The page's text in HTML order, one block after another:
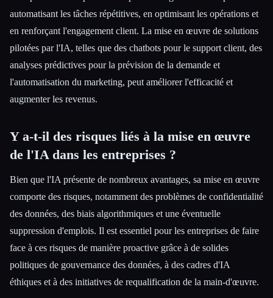
automatisant les tâches répétitives, en optimisant les opérations et
en renforçant l'engagement client. La mise en œuvre de solutions
pilotées par l'IA, telles que des chatbots pour le support client, des
analyses prédictives pour la prévision de la demande et
l'automatisation du marketing, peut améliorer l'efficacité et
augmenter les revenus.
Y a-t-il des risques liés à la mise en œuvre
de l'IA dans les entreprises ?
Bien que l'IA présente de nombreux avantages, sa mise en œuvre
comporte des risques, notamment des problèmes de confidentialité
des données, des biais algorithmiques et une éventuelle
suppression d'emplois. Il est essentiel pour les entreprises de faire
face à ces risques de manière proactive grâce à de solides
politiques de gouvernance des données, à des cadres d'IA
éthiques et à des initiatives de requalification de la main-d'œuvre.